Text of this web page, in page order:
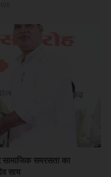
समरसता का
साय